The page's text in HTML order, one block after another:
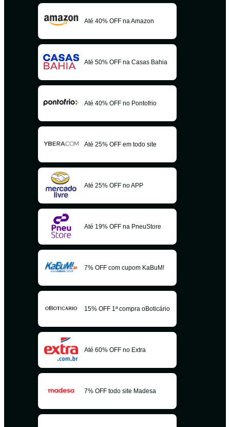
Até 40% OFF na Amazon
Até 50% OFF na Casas Bahia
Até 40% OFF no Pontofrio
Até 25% OFF em todo site
Até 25% OFF no APP
Até 19% OFF na PneuStore
7% OFF com cupom KaBuM!
15% OFF 1ª compra oBoticário
Até 60% OFF no Extra
7% OFF todo site Madesa